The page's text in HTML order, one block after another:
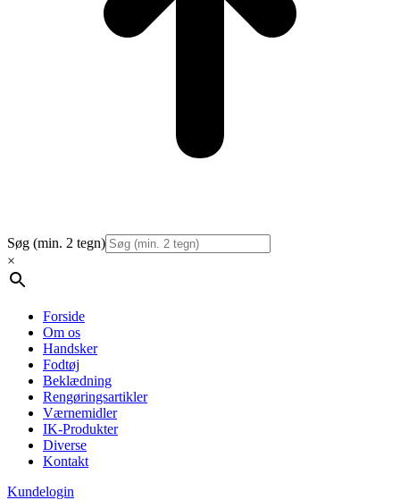
Søg (min. 2 tegn)
×
Forside
Om os
Handsker
Fodtøj
Beklædning
Rengøringsartikler
Værnemidler
IK-Produkter
Diverse
Kontakt
Kundelogin